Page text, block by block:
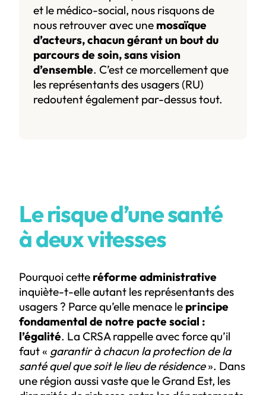
et le médico-social, nous risquons de
nous retrouver avec une mosaïque
d’acteurs, chacun gérant un bout du
parcours de soin, sans vision
d’ensemble. C’est ce morcellement que
les représentants des usagers (RU)
redoutent également par-dessus tout.
Le risque d’une santé
à deux vitesses
Pourquoi cette réforme administrative
inquiète-t-elle autant les représentants des
usagers ? Parce qu’elle menace le principe
fondamental de notre pacte social :
l’égalité. La CRSA rappelle avec force qu’il
faut « garantir à chacun la protection de la
santé quel que soit le lieu de résidence». Dans
une région aussi vaste que le Grand Est, les